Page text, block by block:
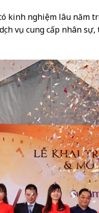
kinh nghiệm lâu năm
vụ cung cấp nhân